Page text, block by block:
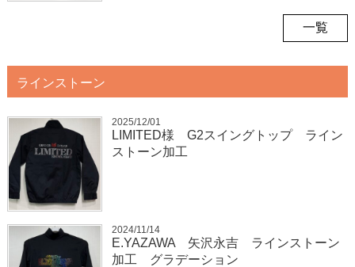
一覧
ラインストーン
2025/12/01
LIMITED様 G2スイングトップ ライン
ストーン加工
2024/11/14
E.YAZAWA 矢沢永吉 ラインストーン
加工 グラデーション